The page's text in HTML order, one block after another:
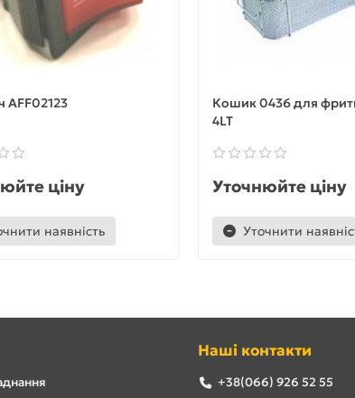
AFF02123
ціну
наявність
Кошик 0436 для
4LT
Уточнюйте ціну
Уточнити
Наші контакти
+38(066) 926 52 55